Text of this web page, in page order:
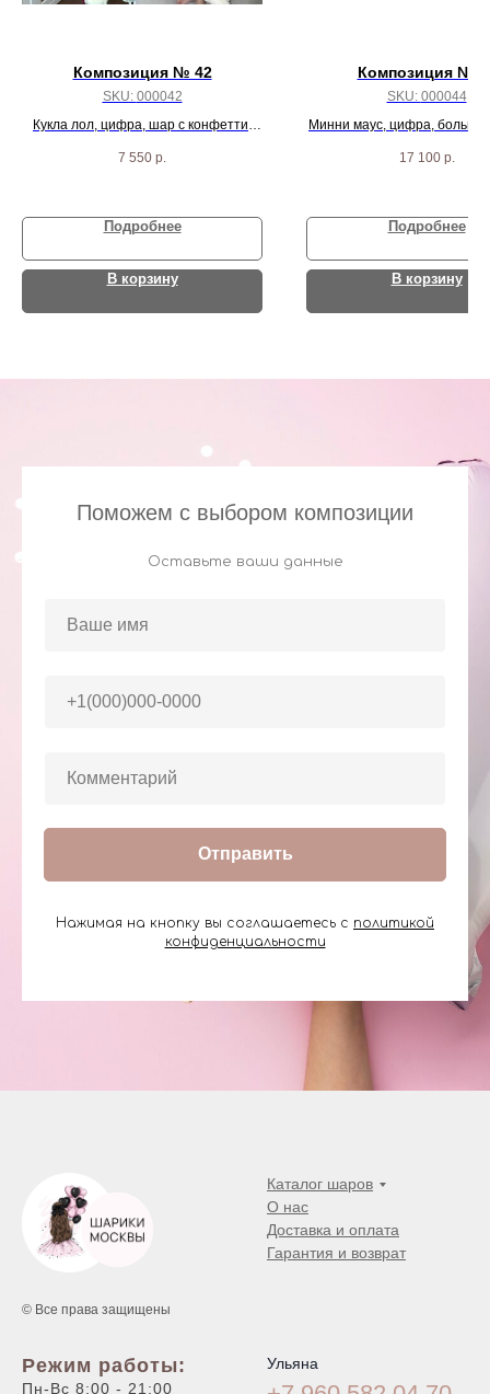
Композиция № 42
SKU: 000042
Кукла лол, цифра, шар с конфетти,
сердца и 9 бело-розовых шаров
7 550 р.
Подробнее
В корзину
Композиция №
SKU: 000044
Минни маус, цифра,
сердец, 2 сферы
17 100 р.
Подробнее
В корзину
Поможем с выбором композиции
Оставьте ваши данные
Отправить
Нажимая на кнопку вы соглашаетесь с политикой
конфиденциальности
© Все права защищены
Каталог шаров
О нас
Доставка и оплата
Гарантия и возврат
Режим работы:
Пн-Вс 8:00 - 21:00
Ульяна